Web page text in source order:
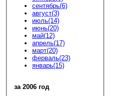
сентябрь(6)
август(3)
июль(14)
июнь(20)
май(12)
апрель(17)
март(20)
ферваль(23)
январь(15)
за 2006 год